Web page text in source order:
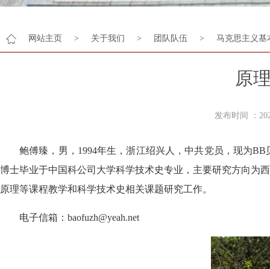
网站主页 > 关于我们 > 团队队伍 > 马克思主义基
原
发布时间 ：
鲍傅臻，男，1994年生，浙江绍兴人，中共党员，现为
博士毕业于中国科公司大学科学技术史专业，主要研究方向为
原理等课程教学和科学技术史相关课题研究工作。
电子信箱：baofuzh@yeah.net